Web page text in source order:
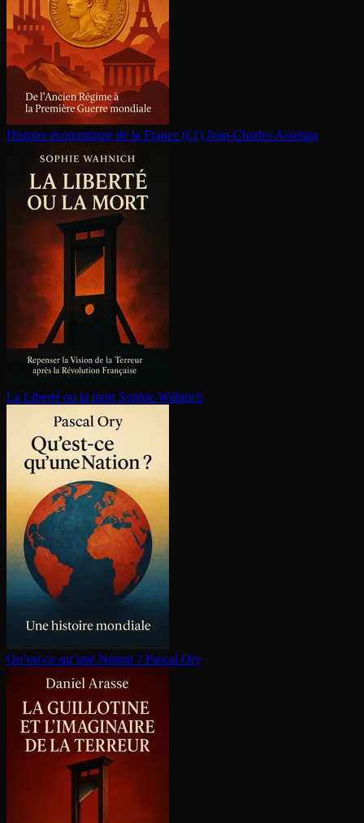
Histoire économique de la France (t.1) Jean-Charles Asselain
La Liberté ou la mort Sophie Wahnich
Qu’est-ce qu’une Nation ? Pascal Ory